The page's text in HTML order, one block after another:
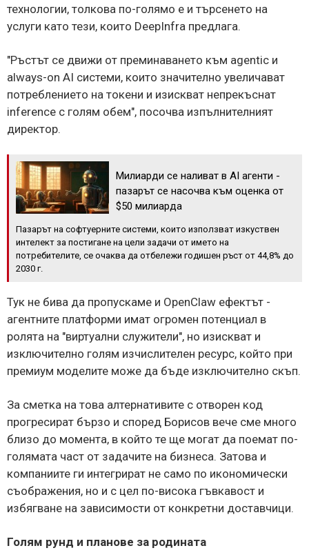
технологии, толкова по-голямо е и търсенето на
услуги като тези, които DeepInfra предлага.
"Ръстът се движи от преминаването към agentic и
always-on AI системи, които значително увеличават
потреблението на токени и изискват непрекъснат
inference с голям обем", посочва изпълнителният
директор.
Милиарди се наливат в AI агенти -
пазарът се насочва към оценка от
$50 милиарда
Пазарът на софтуерните системи, които използват изкуствен
интелект за постигане на цели задачи от името на
потребителите, се очаква да отбележи годишен ръст от 44,8% до
2030 г.
Тук не бива да пропускаме и OpenClaw ефектът -
агентните платформи имат огромен потенциал в
ролята на "виртуални служители", но изискват и
изключително голям изчислителен ресурс, който при
премиум моделите може да бъде изключително скъп.
За сметка на това алтернативите с отворен код
прогресират бързо и според Борисов вече сме много
близо до момента, в който те ще могат да поемат по-
голямата част от задачите на бизнеса. Затова и
компаниите ги интегрират не само по икономически
съображения, но и с цел по-висока гъвкавост и
избягване на зависимости от конкретни доставчици.
Голям рунд и планове за родината